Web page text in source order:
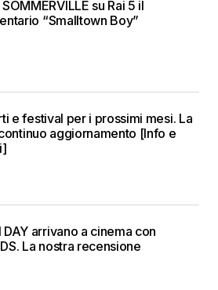
su Rai 5 il
“Smalltown Boy”
e festival per i prossimi mesi. La
aggiornamento [Info e
DAY arrivano a cinema con
La nostra recensione